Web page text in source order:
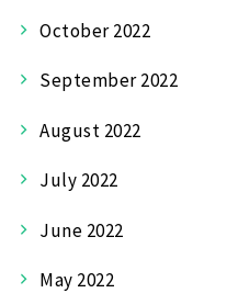
October 2022
September 2022
August 2022
July 2022
June 2022
May 2022